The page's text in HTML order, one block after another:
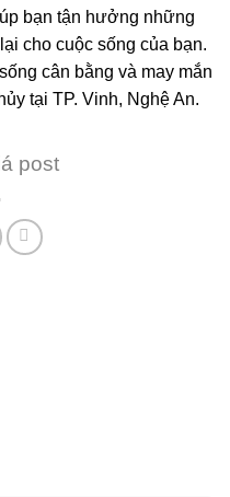
bạn tận hưởng những
cho cuộc sống của bạn.
cân bằng và may mắn
tại TP. Vinh, Nghệ An.
post